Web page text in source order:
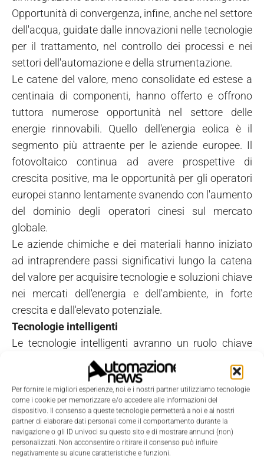
Per fornire le migliori esperienze, noi e i nostri partner utilizziamo tecnologie
come i cookie per memorizzare e/o accedere alle informazioni del
dispositivo. Il consenso a queste tecnologie permetterà a noi e ai nostri
partner di elaborare dati personali come il comportamento durante la
navigazione o gli ID univoci su questo sito e di mostrare annunci (non)
personalizzati. Non acconsentire o ritirare il consenso può influire
negativamente su alcune caratteristiche e funzioni.
Opportunità di convergenza, infine, anche nel settore
dell'acqua, guidate dalle innovazioni nelle tecnologie
per il trattamento, nel controllo dei processi e nei
settori dell'automazione e della strumentazione.
Le catene del valore, meno consolidate ed estese a
centinaia di componenti, hanno offerto e offrono
tuttora numerose opportunità nel settore delle
energie rinnovabili. Quello dell'energia eolica è il
segmento più attraente per le aziende europee. Il
fotovoltaico continua ad avere prospettive di
crescita positive, ma le opportunità per gli operatori
europei stanno lentamente svanendo con l'aumento
del dominio degli operatori cinesi sul mercato
globale.
Le aziende chimiche e dei materiali hanno iniziato
ad intraprendere passi significativi lungo la catena
del valore per acquisire tecnologie e soluzioni chiave
nei mercati dell'energia e dell'ambiente, in forte
crescita e dall'elevato potenziale.
Tecnologie intelligenti
Le tecnologie intelligenti avranno un ruolo chiave
nello sviluppo del settore dell'energia e dell'ambiente,
con i miglioramenti relativi all'efficienza al centro
dell'evoluzione del mercato. Reti energetiche, edifici,
abitazioni, città e reti idriche intelligenti diventeranno
una realtà in questo decennio, creando durature
opportunità di crescita per il mercato.